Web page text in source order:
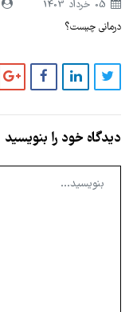
درمانی چیست؟
دیدگاه خود را بنویسید